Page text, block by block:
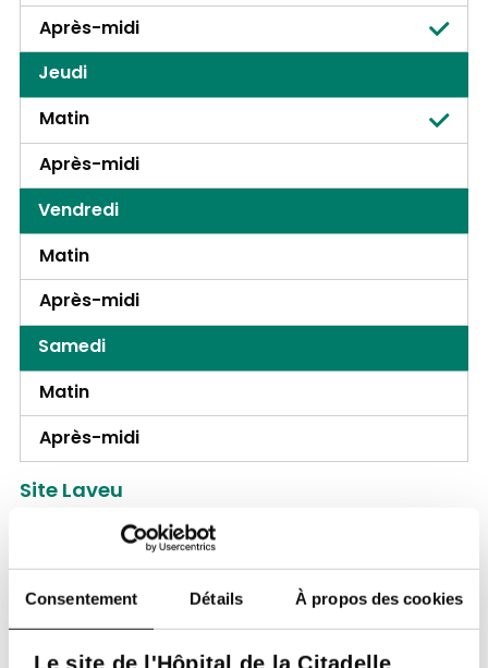
Consentement Détails À propos des cookies
Le site de l'Hôpital de la Citadelle
Après-midi
Jeudi
Matin
Après-midi
Vendredi
Matin
Après-midi
Samedi
Matin
Après-midi
Site Laveu
Rue des Wallons 72,4000, Liège
Matin